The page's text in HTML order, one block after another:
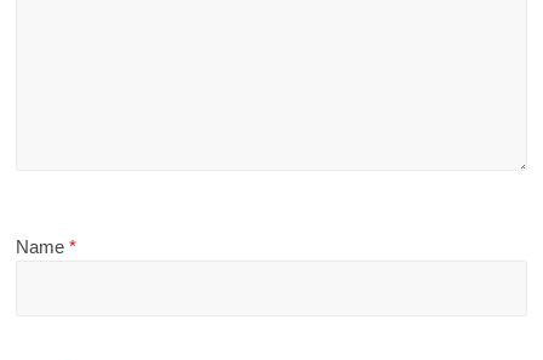
Name*